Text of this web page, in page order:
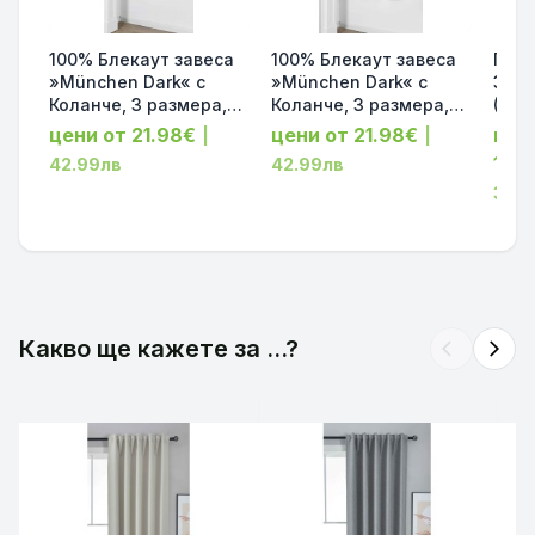
100% Блекаут завеса
»München Dark« с
Коланче, 3 размера,
Пълно Затъмняване,
десен „Рибена кост“
за Тръбен Корниз,
цени от 21.98€
42.99лв
100% Блекаут завеса
»München Dark« с
Коланче, 3 размера,
Пълно Затъмняване,
десен „Рибена кост“
за Тръбен Корниз,
цени от 21.98€
42.99лв
Какво ще кажете за ...? arrow_back_ios arrow_forward_ios